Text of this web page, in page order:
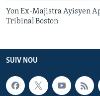
Yon Ex-Majistra Ayisyen
Tribinal Boston
SUIV NOU